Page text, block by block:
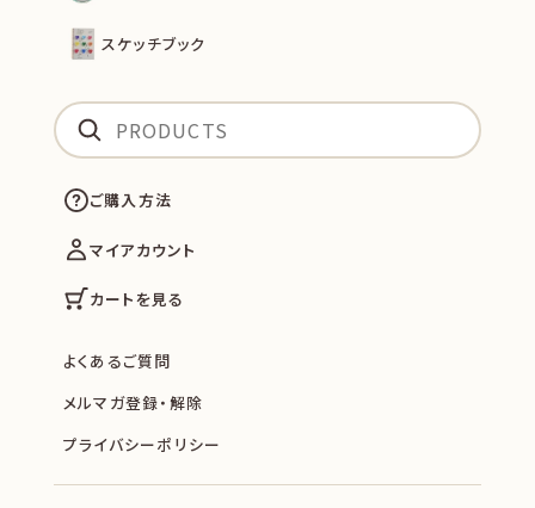
スケッチブック
ご購入方法
マイアカウント
カートを見る
よくあるご質問
メルマガ登録・解除
プライバシーポリシー